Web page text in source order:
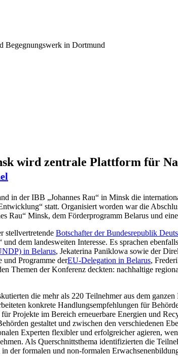
Begegnungswerk in Dortmund
wird zentrale Plattform für
in der IBB „Johannes Rau“ in Minsk die
statt. Organisiert worden war die
Rau“ Minsk, dem Förderprogramm Belarus und
stellvertretende Botschafter der Bundesrepublik
dem landesweiten Interesse. Es sprachen
in Belarus, Jekaterina Paniklowa sowie der
und Programme derEU-Delegation in Belarus,
Themen der Konferenz deckten: nachhaltige
die mehr als 220 Teilnehmer aus dem
konkrete Handlungsempfehlungen für
Projekte im Bereich erneuerbare Energien und
gestaltet und zwischen den verschiedenen
Experten flexibler und erfolgreicher agieren,
Als Querschnittsthema identifizierten die
der formalen und non-formalen